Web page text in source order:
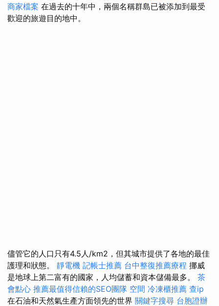
商家檔案 在過去的十年中，兩個名稱群島已被添加到最受
歡迎的旅遊目的地中。
儘管它的人口只有4.5人/km2，但其城市提供了各地的最佳
護理和狀態。 靜電機 記帳士推薦 台中整復推薦療程 挪威
是地球上第二富有的國家，人均儲蓄和資本儲備最多。 茶
會點心 推薦最值得信賴的SEO團隊 空間 冷凍櫃推薦 查ip
在石油和天然氣生產方面領先的世界 關鍵字搜尋 台胞證辦